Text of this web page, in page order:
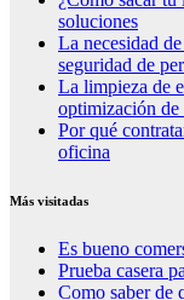
soluciones
La necesidad de rampas accesibles de calidad para la
seguridad de
La limpieza de equipos industriales como factor clave en la
optimización de
Por qué contratar una empresa de limpieza profesional para la
oficina
Más visitadas
Es bueno
Prueba casera
Como saber